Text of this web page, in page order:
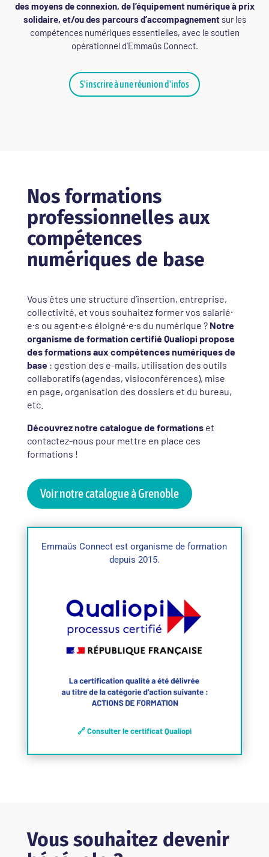
des moyens de connexion, de l’équipement numérique à prix
solidaire, et/ou des parcours d’accompagnementsur les
compétences numériques essentielles, avec le soutien
opérationnel d’Emmaüs Connect.
S'inscrire à une réunion d'infos
Nos formations
professionnelles aux
compétences
numériques de base
Vous êtes une structure d’insertion, entreprise,
collectivité, et vous souhaitez former vos salarié⸱
e⸱s ou agent·e·s éloigné⸱e⸱s du numérique ? Notre
organisme de formation certifié Qualiopi propose
des formations aux compétences numériques de
base: gestion des e-mails, utilisation des outils
collaboratifs (agendas, visioconférences), mise
en page, organisation des dossiers et du bureau,
etc.
Découvrez notre catalogue de formationset
contactez-nous pour mettre en place ces
formations !
Voir notre catalogue à Grenoble
Emmaüs Connect est organisme de formation
depuis 2015.
🔗 Consulter le certificat Qualiopi
Vous souhaitez devenir